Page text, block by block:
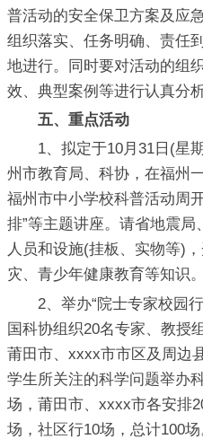
普活动的安全保卫方案及应
组织落实、任务明确、责任
地进行。同时要对活动的组
效、典型案例等进行认真分
五、重点活动
1、拟定于10月31日(星期
州市教育局、科协，在福州
福州市中小学校科普活动周
排”等主题讲座。请省地震
人员和设施(挂板、实物等)
灾、青少年健康教育等知识。
2、举办“院士专家校园行
国科协组织20名专家、教授
莆田市、xxxx市市区及周边
学生所关注的科学问题举办
场，莆田市、xxxx市各安排
场，社区行10场，总计100场